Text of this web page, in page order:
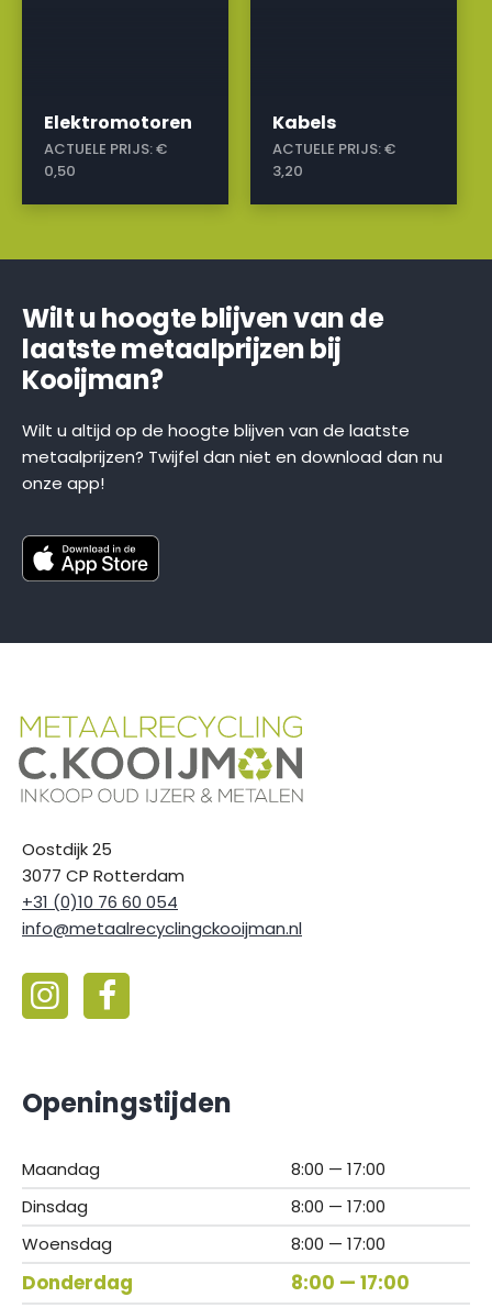
Elektromotoren
ACTUELE PRIJS:€
0,50
Kabels
ACTUELE PRIJS:€
3,20
Wilt u hoogte blijven van de
laatste metaalprijzen bij
Kooijman?
Wilt u altijd op de hoogte blijven van de laatste
metaalprijzen? Twijfel dan niet en download dan nu
onze app!
Oostdijk 25
3077 CP Rotterdam
+31 (0)10 76 60 054
info@metaalrecyclingckooijman.nl
Openingstijden
Maandag
8:00 — 17:00
Dinsdag
8:00 — 17:00
Woensdag
8:00 — 17:00
Donderdag 8:00 — 17:00